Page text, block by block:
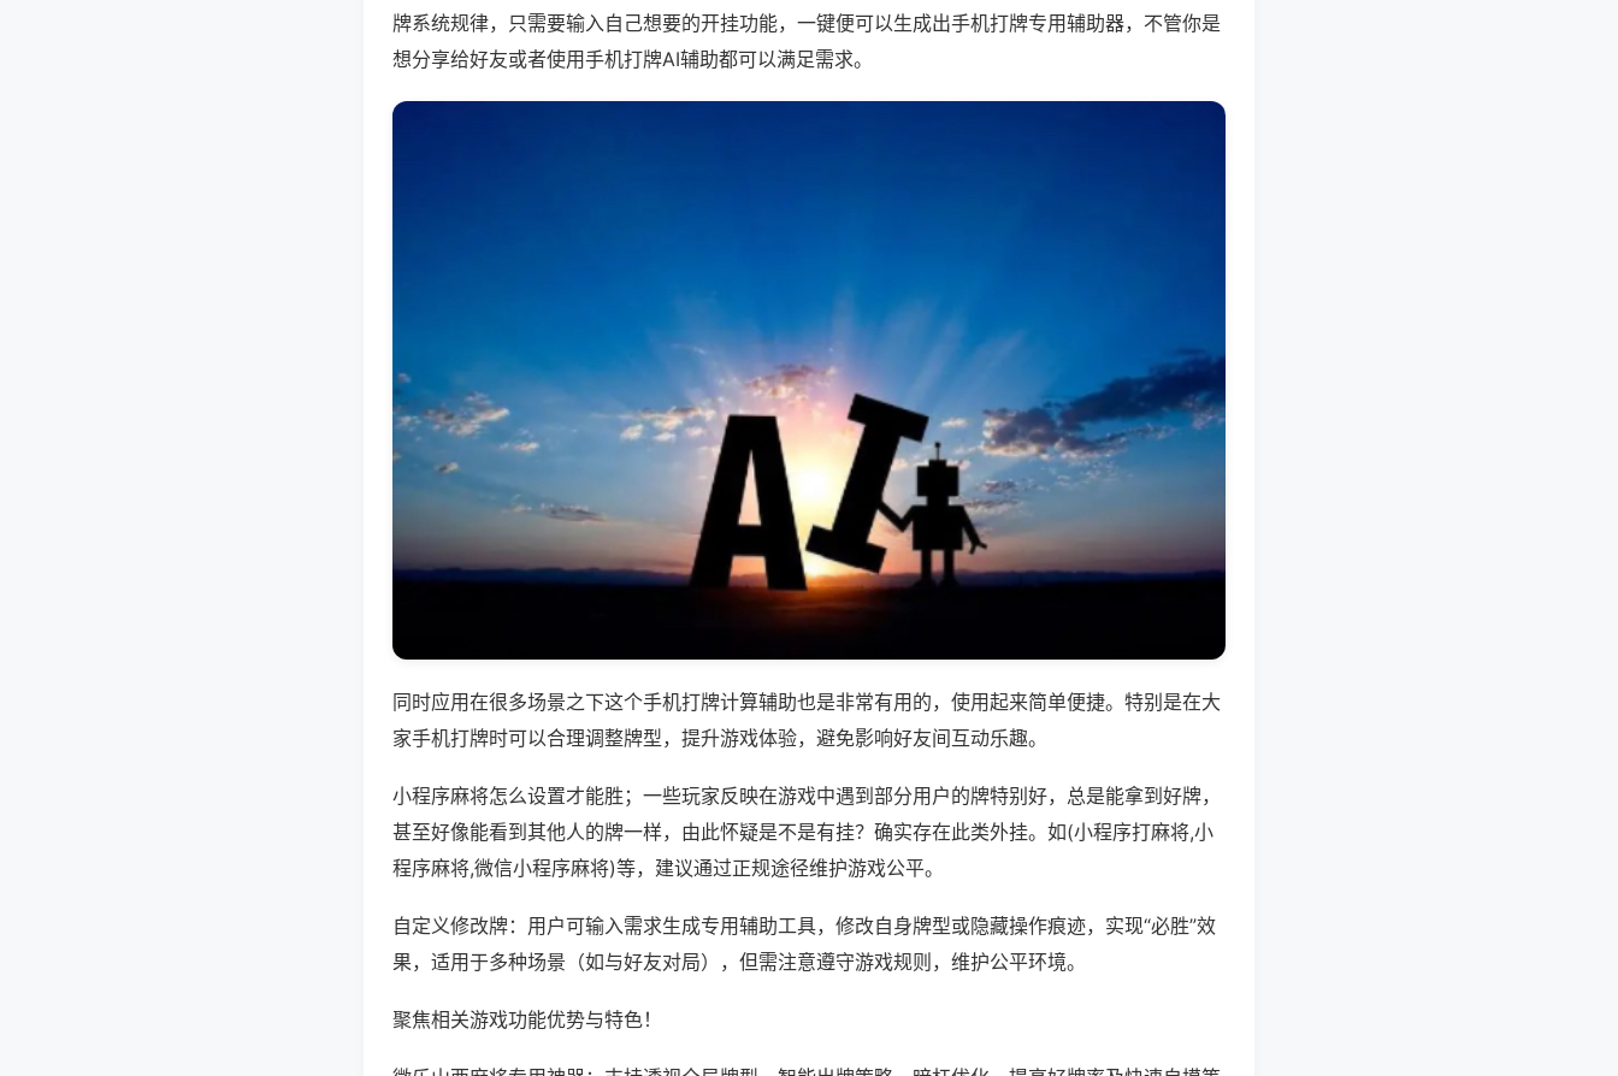
牌系统规律，只需要输入自己想要的开挂功能，一键便可以生成出手机打牌专用辅助器，不管你是
想分享给好友或者使用手机打牌AI辅助都可以满足需求。
同时应用在很多场景之下这个手机打牌计算辅助也是非常有用的，使用起来简单便捷。特别是在大
家手机打牌时可以合理调整牌型，提升游戏体验，避免影响好友间互动乐趣。
小程序麻将怎么设置才能胜；一些玩家反映在游戏中遇到部分用户的牌特别好，总是能拿到好牌，
甚至好像能看到其他人的牌一样，由此怀疑是不是有挂？确实存在此类外挂。如(小程序打麻将,小
程序麻将,微信小程序麻将)等，建议通过正规途径维护游戏公平。
自定义修改牌：用户可输入需求生成专用辅助工具，修改自身牌型或隐藏操作痕迹，实现“必胜”效
果，适用于多种场景（如与好友对局），但需注意遵守游戏规则，维护公平环境。
聚焦相关游戏功能优势与特色！